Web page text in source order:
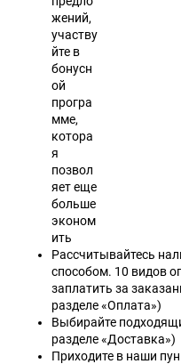
жений,
участву
йте в
бонусн
ой
програ
мме,
котора
я
позвол
яет еще
больше
эконом
ить
Рассчитывайтесь
способом. 10 видов
заплатить за
разделе «Оплата»)
Выбирайте
разделе «Доставка»)
Приходите в наши